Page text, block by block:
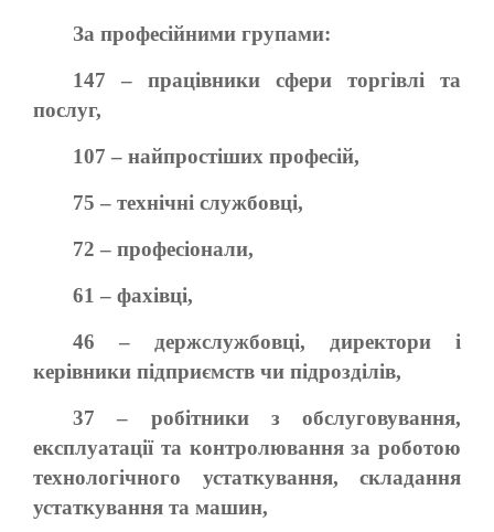
За професійними групами:
147 – працівники сфери торгівлі та
послуг,
107 – найпростіших професій,
75 – технічні службовці,
72 – професіонали,
61 – фахівці,
46 – держслужбовці, директори і
керівники підприємств чи підрозділів,
37 – робітники з обслуговування,
експлуатації та контролювання за роботою
технологічного устаткування, складання
устаткування та машин,